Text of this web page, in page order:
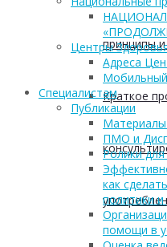
принципы
Краткое
Центры
Адреса
Cпециалистам
Публикации
ПМО и
Ролики
как
политики и
помощи в